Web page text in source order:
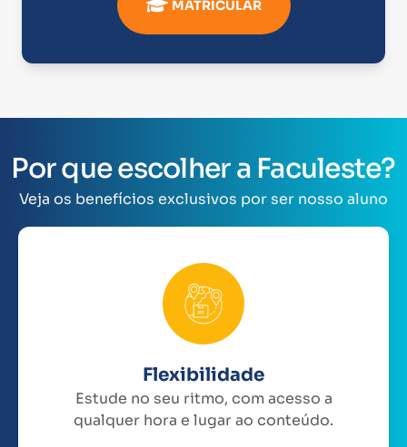
MATRICULAR
Por que escolher a Faculeste?
Veja os benefícios exclusivos por ser nosso aluno
Flexibilidade
Estude no seu ritmo, com acesso a
qualquer hora e lugar ao conteúdo.